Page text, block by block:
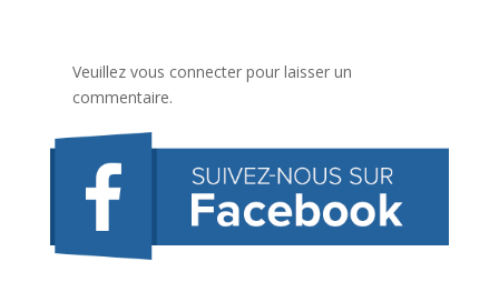
Veuillez vous connecter pour laisser un
commentaire.